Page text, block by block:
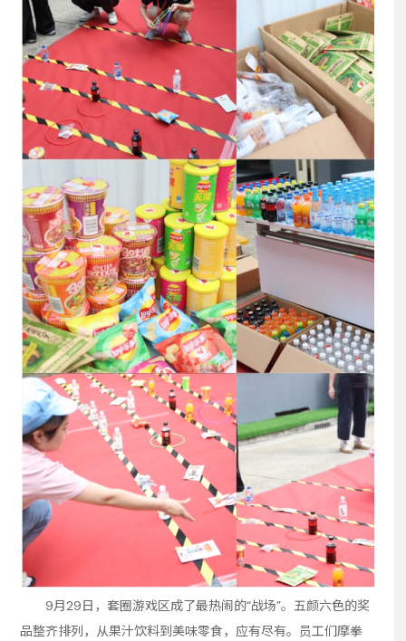
9月29日，套圈游戏区成了最热闹的“战场”。五颜六色的奖
品整齐排列，从果汁饮料到美味零食，应有尽有。员工们摩拳